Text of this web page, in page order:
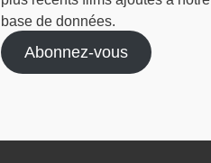
base de données.
Abonnez-vous